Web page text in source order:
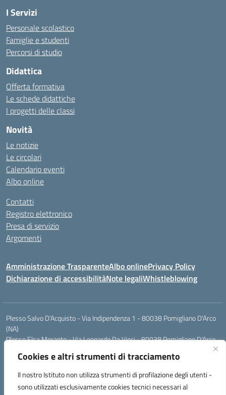
Cookies e altri strumenti di tracciamento
Il nostro Istituto non utilizza strumenti di profilazione degli utenti -
sono utilizzati esclusivamente cookies tecnici necessari al
I Servizi
Personale scolastico
Famiglie e studenti
Percorsi di studio
Didattica
Offerta formativa
Le schede didattiche
I progetti delle classi
Novità
Le notizie
Le circolari
Calendario eventi
Albo online
Contatti
Registro elettronico
Presa di servizio
Argomenti
Amministrazione TrasparenteAlbo onlinePrivacy Policy
Dichiarazione di accessibilitàNote legaliWhistleblowing
Plesso Salvo D'Acquisto - Via Indipendenza 1 - 80038 Pomigliano D'Arco
(NA)
Plesso Elsa Morante - Via Leonardo Da Vinci - 80038 Pomigliano D'Arco
Plesso Leone - Via Pascoli - 80038 Pomigliano D'Arco (NA)
Tel.:0813177304 - Mail: naic8g1003@istruzione.it - Pec:
Codice Univoco ufficio: UIECQ7